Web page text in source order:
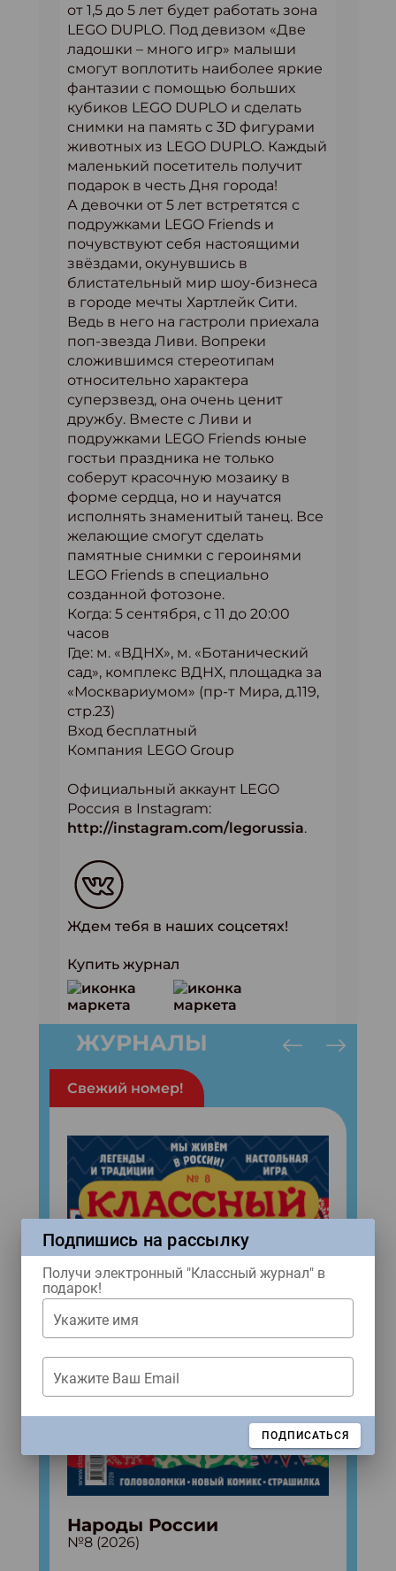
от 1,5 до 5 лет будет работать зона
LEGO DUPLO. Под девизом «Две
ладошки – много игр» малыши
смогут воплотить наиболее яркие
фантазии с помощью больших
кубиков LEGO DUPLO и сделать
снимки на память с 3D фигурами
животных из LEGO DUPLO. Каждый
маленький посетитель получит
подарок в честь Дня города!
А девочки от 5 лет встретятся с
подружками LEGO Friends и
почувствуют себя настоящими
звёздами, окунувшись в
блистательный мир шоу-бизнеса
в городе мечты Хартлейк Сити.
Ведь в него на гастроли приехала
поп-звезда Ливи. Вопреки
сложившимся стереотипам
относительно характера
суперзвезд, она очень ценит
дружбу. Вместе с Ливи и
подружками LEGO Friends юные
гостьи праздника не только
соберут красочную мозаику в
форме сердца, но и научатся
исполнять знаменитый танец. Все
желающие смогут сделать
памятные снимки с героинями
LEGO Friends в специально
созданной фотозоне.
Когда: 5 сентября, с 11 до 20:00
часов
Где: м. «ВДНХ», м. «Ботанический
сад», комплекс ВДНХ, площадка за
«Москвариумом» (пр-т Мира, д.119,
стр.23)
Вход бесплатный
Компания LEGO Group
Официальный аккаунт LEGO
Россия в Instagram:
http://instagram.com/legorussia.
Ждем тебя в наших соцсетях!
Купить журнал
ЖУРНАЛЫ
Свежий номер!
Народы России
№8 (2026)
Подпишись на рассылку
Получи электронный "Классный журнал" в
подарок!
Укажите имя
Укажите Ваш Email
ПОДПИСАТЬСЯ